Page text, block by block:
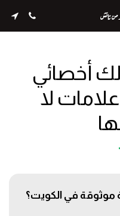
تاتش
أخصائي
تخاطب؟ — 8 علامات لا
موثوقة في الكويت؟